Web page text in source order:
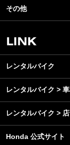
名車・旧車
ビジネス
アウトドア
レンタルバイク
イベント
スクール・レッス
その他
レンタルバイク
レンタルバイク >
レンタルバイク >
Honda 公式サイト